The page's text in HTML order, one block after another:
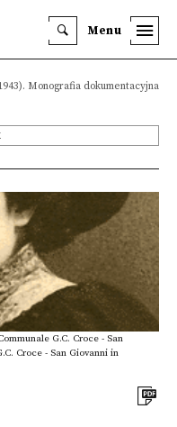
Menu
Monografia dokumentacyjna
G.C. Croce - San
Croce - San Giovanni in